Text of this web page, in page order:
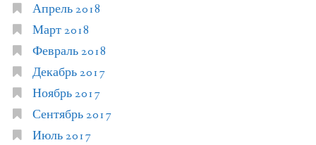
Апрель 2018
Март 2018
Февраль 2018
Декабрь 2017
Ноябрь 2017
Сентябрь 2017
Июль 2017